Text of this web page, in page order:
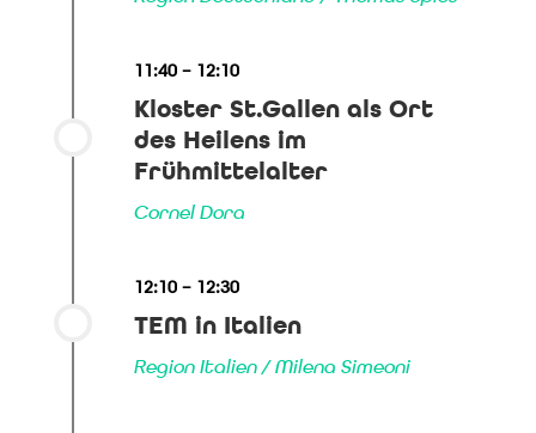
11:40 – 12:10
Kloster St.Gallen als Ort
des Heilens im
Frühmittelalter
Cornel Dora
12:10 – 12:30
TEM in Italien
Region Italien / Milena Simeoni